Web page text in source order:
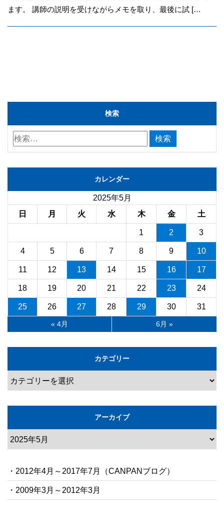
ます。 講師の説明を受けながらメモを取り、最後に試 […
検索
カレンダー
2025年5月
日
月 火 水 木 金 土
1 2 3
4 5 6 7 8 9 10
11 12 13 14 15 16 17
18 19 20 21 22 23 24
25 26 27 28 29 30 31
« 4月 6月 »
カテゴリー
アーカイブ
・2012年4月～2017年7月（CANPANブログ）
・2009年3月～2012年3月